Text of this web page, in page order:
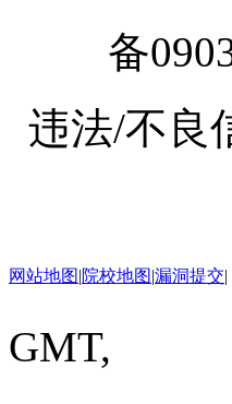
备
违法/不良
网站地图|院校地图|漏洞提交|
GMT,